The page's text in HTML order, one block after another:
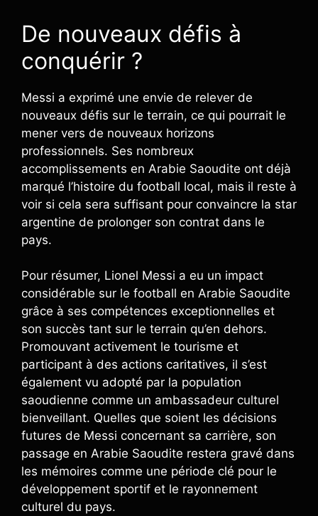
De nouveaux défis à
conquérir ?
Messi a exprimé une envie de relever de
nouveaux défis sur le terrain, ce qui pourrait le
mener vers de nouveaux horizons
professionnels. Ses nombreux
accomplissements en Arabie Saoudite ont déjà
marqué l’histoire du football local, mais il reste à
voir si cela sera suffisant pour convaincre la star
argentine de prolonger son contrat dans le
pays.
Pour résumer, Lionel Messi a eu un impact
considérable sur le football en Arabie Saoudite
grâce à ses compétences exceptionnelles et
son succès tant sur le terrain qu’en dehors.
Promouvant activement le tourisme et
participant à des actions caritatives, il s’est
également vu adopté par la population
saoudienne comme un ambassadeur culturel
bienveillant. Quelles que soient les décisions
futures de Messi concernant sa carrière, son
passage en Arabie Saoudite restera gravé dans
les mémoires comme une période clé pour le
développement sportif et le rayonnement
culturel du pays.